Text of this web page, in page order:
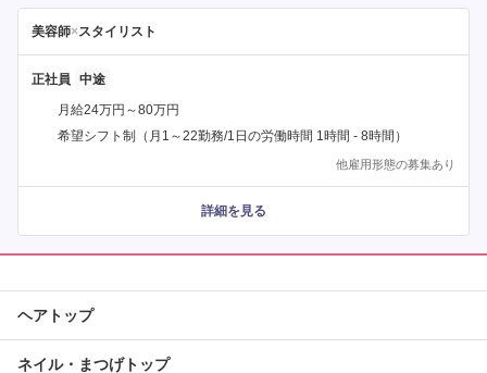
美容師×スタイリスト
正社員
月給24万円～80万円
希望シフト制（月1～22勤務/1日の労働時間 1時間 - 8時間）
他雇用形態の募集あり
詳細を見る
ヘアトップ
ネイル・まつげトップ